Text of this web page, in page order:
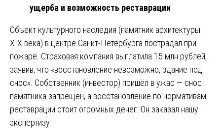
ущерба и возможность реставрации
Объект культурного наследия (памятник архитектуры
XIX века) в центре Санкт-Петербурга пострадал при
пожаре. Страховая компания выплатила 15 млн рублей,
заявив, что «восстановление невозможно, здание под
снос». Собственник (инвестор) пришёл в ужас — снос
памятника запрещён, а восстановление по нормативам
реставрации стоит огромных денег. Он заказал нашу
экспертизу.